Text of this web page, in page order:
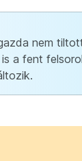
nem
a fent